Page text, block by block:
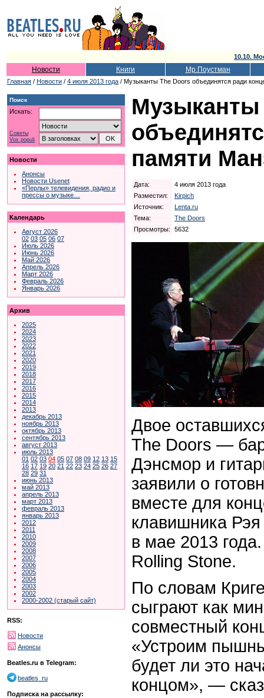
10.10.
Новости Книги Мр.Поустман
Главная / Новости / 4 июля 2013 года / Музыканты The Doors объединятся ради
Поиск
Искать:
Советы
Vox populi
Новости
Анонсы
Новости Usenet
«Перлы» телевидения, радио и
прессы о музыке…
Календарь
Август 2026
02 03 05 06 07
Июль 2026
Июнь 2026
Май 2026
Апрель 2026
Март 2026
Февраль 2026
Январь 2026
Архив
2025
2024
2023
2022
2021
2020
2019
2018
2017
2016
2015
2014
2013
декабрь 2013
ноябрь 2013
октябрь 2013
сентябрь 2013
август 2013
июль 2013
01 02 03 04 05 07 08 09 12 13 15
16 17 19 20 21 22 23 24 25 26 27
28 29 31
июнь 2013
май 2013
апрель 2013
март 2013
февраль 2013
январь 2013
2012
2011
2010
2009
2008
2007
2006
2005
2004
2003
2002
2000-2002 (старый сайт)
RSS:
Новости
Анонсы
Beatles.ru в Telegram:
beatles_ru
Подписка на рассылку:
Музыканты
памяти
Дата:
4 июля 2013 года
Разместил:
Kirpich
Источник:
Lenta.ru
Тема:
The Doors
Просмотры:
5632
Двое
The Doors —
Дэнсмор и
заявили о
вместе для
клавишника
в мае 2013
Rolling Stone.
По словам
сыграют как
совместный
«Устроим
будет ли это
концом», —